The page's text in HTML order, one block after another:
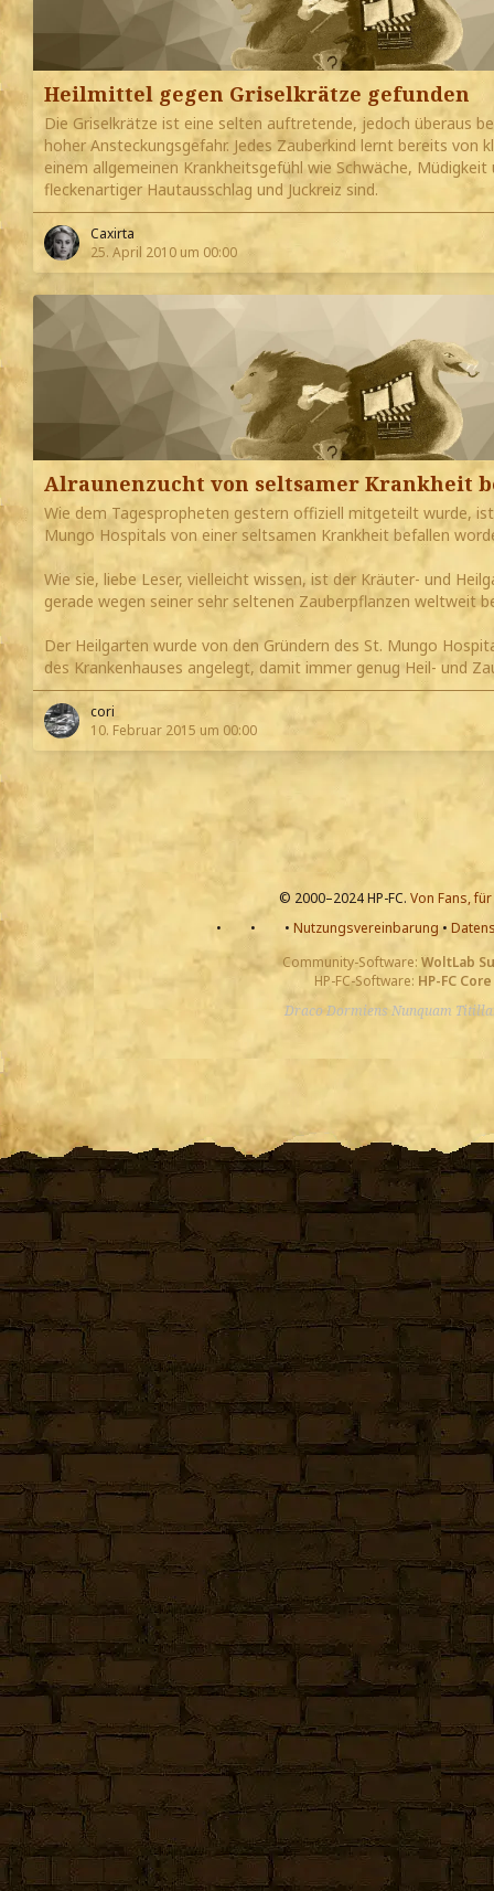
Heilmittel gegen Griselkrätze gefunden
Die Griselkrätze ist eine selten auftretende, jedoch überaus
hoher Ansteckungsgefahr. Jedes Zauberkind lernt bereits von
einem allgemeinen Krankheitsgefühl wie Schwäche, Müdigkeit
fleckenartiger Hautausschlag und Juckreiz sind.
Caxirta
25. April 2010 um 00:00
Alraunenzucht von seltsamer Krankheit
Wie dem Tagespropheten gestern offiziell mitgeteilt wurde,
Mungo Hospitals von einer seltsamen Krankheit befallen
Wie sie, liebe Leser, vielleicht wissen, ist der Kräuter- und
gerade wegen seiner sehr seltenen Zauberpflanzen weltweit
Der Heilgarten wurde von den Gründern des St. Mungo
des Krankenhauses angelegt, damit immer genug Heil- und
cori
10. Februar 2015 um 00:00
© 2000–2024 HP-FC. Von Fans,
•
• • Nutzungsvereinbarung•
Community-Software: WoltLab
HP-FC-Software: HP-FC Core
Draco Dormiens Nunquam